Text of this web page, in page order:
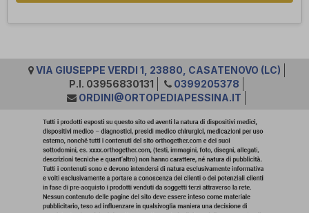
VIA GIUSEPPE VERDI 1, 23880, CASATENOVO (LC)
P.I. 03956830131
0399205378
ORDINI@ORTOPEDIAPESSINA.IT